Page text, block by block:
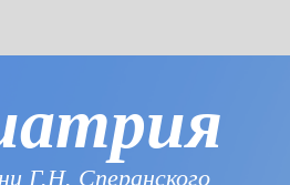
Г.Н. Сперанского